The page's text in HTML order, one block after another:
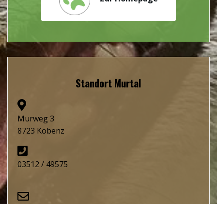
Standort Murtal
Murweg 3
8723 Kobenz
03512 / 49575